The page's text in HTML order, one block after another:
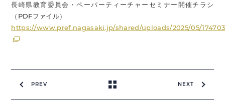
長崎県教育委員会・ペーパーティーチャーセミナー開催チラシ
（PDFファイル）
https://www.pref.nagasaki.jp/shared/uploads/2025/05/
PREV NEXT